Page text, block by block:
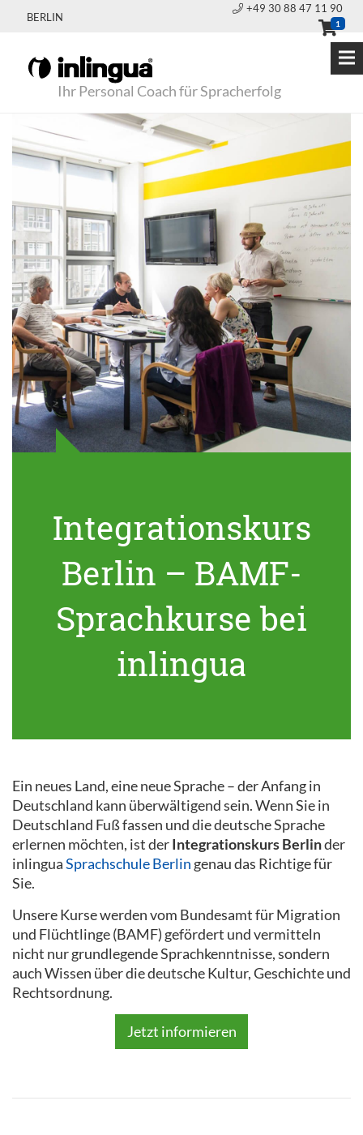
BERLIN
+49 30 88 47 11 90
1
Ihr Personal Coach für Spracherfolg
Integrationskurs
Berlin – BAMF-
Sprachkurse bei
inlingua
Ein neues Land, eine neue Sprache – der Anfang in
Deutschland kann überwältigend sein. Wenn Sie in
Deutschland Fuß fassen und die deutsche Sprache
erlernen möchten, ist derIntegrationskurs Berlinder
inlinguaSprachschule Berlin genau das Richtige für
Sie.
Unsere Kurse werden vom Bundesamt für Migration
und Flüchtlinge (BAMF) gefördert und vermitteln
nicht nur grundlegende Sprachkenntnisse, sondern
auch Wissen über die deutsche Kultur, Geschichte und
Rechtsordnung.
Jetzt informieren